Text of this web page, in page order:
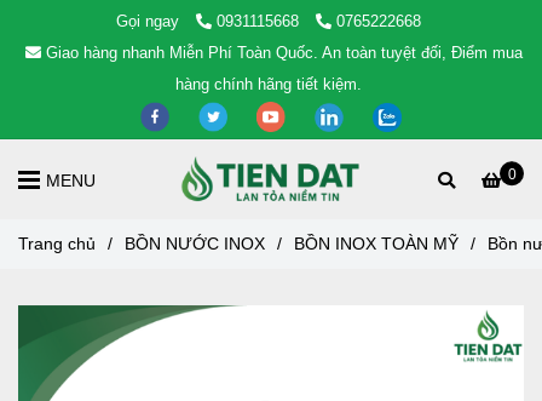
Gọi ngay 0931115668
0765222668
Giao hàng nhanh Miễn Phí Toàn Quốc. An toàn tuyệt đối, Điểm mua
hàng chính hãng tiết kiệm.
0
MENU
Trang chủ / BỒN NƯỚC INOX / BỒN INOX TOÀN MỸ / Bồn